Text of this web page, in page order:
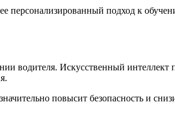
персонализированный подход к
водителя. Искусственный интеллект
повысит безопасность и